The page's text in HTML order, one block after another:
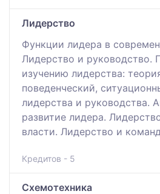
Лидерство
Функции лидера в
Лидерство и руководство.
изучению лидерства:
поведенческий,
лидерства и руководства.
развитие лидера.
власти. Лидерство и
Кредитов - 5
Схемотехника